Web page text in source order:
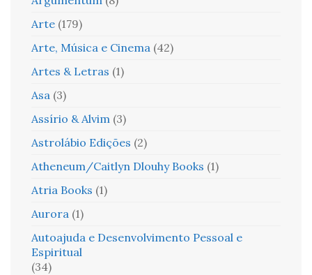
Arte (179)
Arte, Música e Cinema (42)
Artes & Letras (1)
Asa (3)
Assírio & Alvim (3)
Astrolábio Edições (2)
Atheneum/Caitlyn Dlouhy Books (1)
Atria Books (1)
Aurora (1)
Autoajuda e Desenvolvimento Pessoal e
Espiritual
(34)